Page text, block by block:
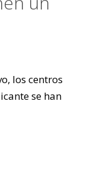
los centros
se han